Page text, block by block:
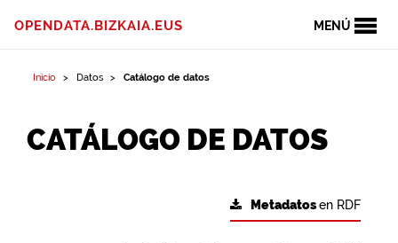
MENÚ
OPENDATA.BIZKAIA.EUS
Inicio Datos Catálogo de datos
CATÁLOGO DE DATOS
Metadatosen RDF